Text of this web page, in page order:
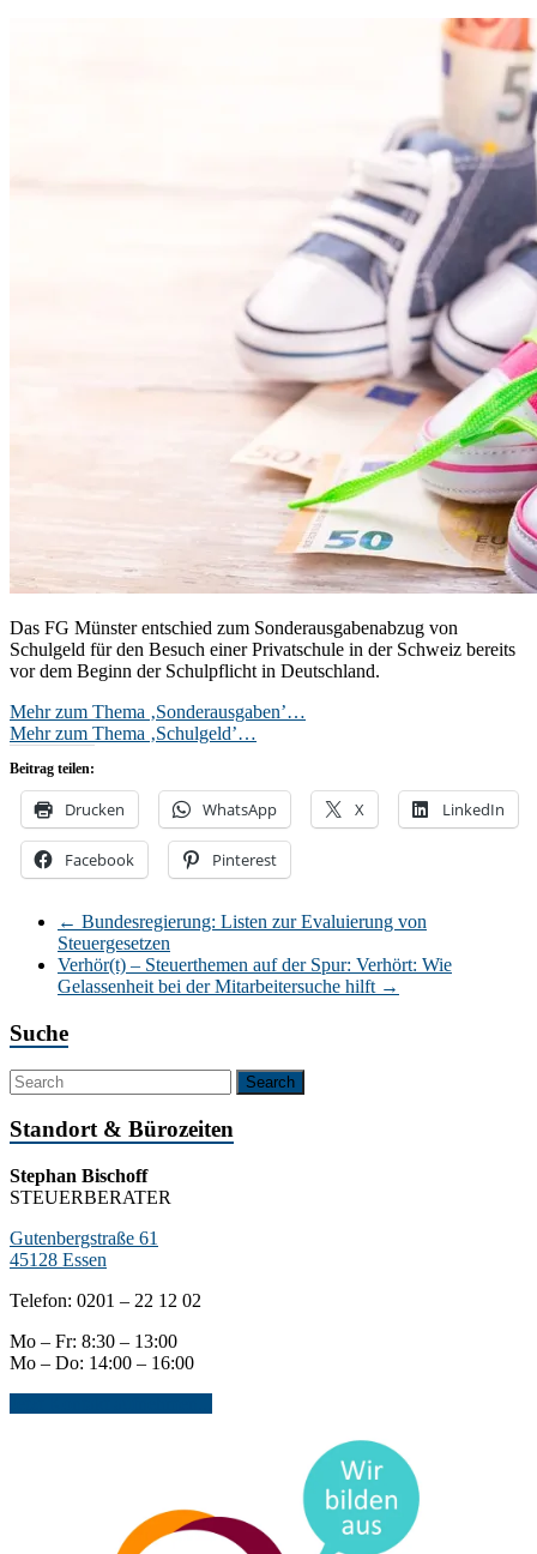
Das FG Münster entschied zum Sonderausgabenabzug von
Schulgeld für den Besuch einer Privatschule in der Schweiz bereits
vor dem Beginn der Schulpflicht in Deutschland.
Mehr zum Thema ‚Sonderausgaben’…
Mehr zum Thema ‚Schulgeld’…
Beitrag teilen:
Drucken WhatsApp X LinkedIn
Facebook Pinterest
← Bundesregierung: Listen zur Evaluierung von
Steuergesetzen
Verhör(t) – Steuerthemen auf der Spur: Verhört: Wie
Gelassenheit bei der Mitarbeitersuche hilft →
Suche
Standort & Bürozeiten
Stephan Bischoff
STEUERBERATER
Gutenbergstraße 61
45128 Essen
Telefon: 0201 – 22 12 02
Mo – Fr: 8:30 – 13:00
Mo – Do: 14:00 – 16:00